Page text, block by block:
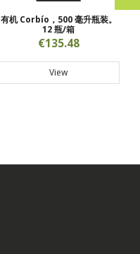
有机 Corbío，500 毫升瓶装。
12 瓶/箱
€135.48
View